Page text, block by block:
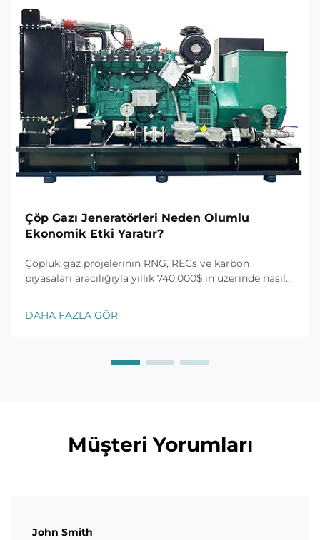
Çöp Gazı Jeneratörleri Neden Olumlu
Ekonomik Etki Yaratır?
Çöplük gaz projelerinin RNG, RECs ve karbon
piyasaları aracılığıyla yıllık 740.000$'ın üzerinde nasıl
yıllık alım anlaşmalarını açın. ROI'yi en üst düzeye
çıkarın—daha fazla bilgi edinin.
DAHA FAZLA GÖR
Müşteri Yorumları
John Smith